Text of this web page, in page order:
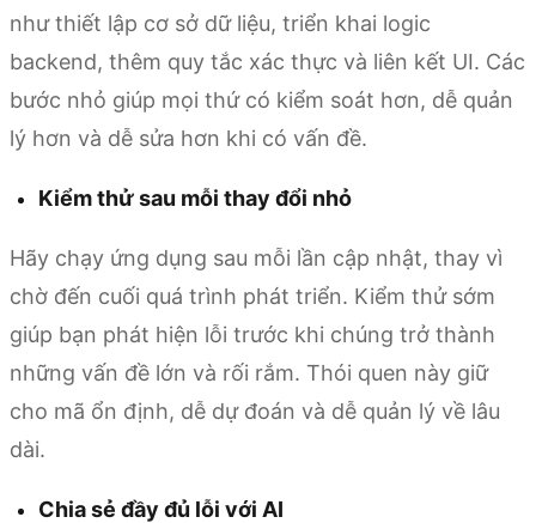
như thiết lập cơ sở dữ liệu, triển khai logic
backend, thêm quy tắc xác thực và liên kết UI. Các
bước nhỏ giúp mọi thứ có kiểm soát hơn, dễ quản
lý hơn và dễ sửa hơn khi có vấn đề.
Kiểm thử sau mỗi thay đổi nhỏ
Hãy chạy ứng dụng sau mỗi lần cập nhật, thay vì
chờ đến cuối quá trình phát triển. Kiểm thử sớm
giúp bạn phát hiện lỗi trước khi chúng trở thành
những vấn đề lớn và rối rắm. Thói quen này giữ
cho mã ổn định, dễ dự đoán và dễ quản lý về lâu
dài.
Chia sẻ đầy đủ lỗi với AI